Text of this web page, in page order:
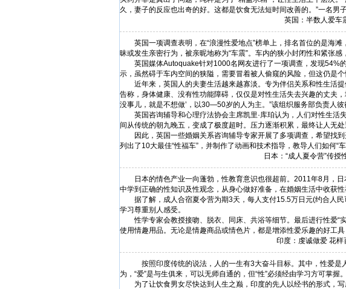
久，妻子的反应也出奇的好。这都是饮食无法短时间改善的。”一名男子
英国：半数人爱车
英国一项调查表明，在“浪漫性爱地点”榜单上，排名首位的是海滩
昧或发生亲密行为，被亲昵地称为“车震”。车内的狭小封闭性和紧张感
英国媒体Autoquake针对1000名网友进行了一项调查，发现54%的
示，虽然碍于车内空间的狭隘，需要冒着被人偷窥的风险，但这仍是个
近年来，英国人的夫妻生活越来越寡淡。专为伴侣关系和性生活提
告称，身体健康、没有性功能障碍，仅仅是对性生活失去兴趣的丈夫
没事儿，就是不想做’，以30—50岁的人为主。”该组织服务部负责人彼
英国咨询辅导和心理疗法协会主席凯里·库珀认为，人们对性生活
间从传统的朝九晚五，变成了极度超时。压力逐渐积累，最终让人无
因此，英国一些婚姻关系咨询辅导专家开展了多项调查，希望找到
列出了10大最佳“性福车”，并制作了动画和技术指导，教导人们如何“车
日本：“成人夏令营”传授
日本的情色产业一向蓬勃，性教育意识也很超前。2011年8月，日
中学到正确的性知识及性观念，从身心做好准备，在婚姻生活中收获性
据了解，成人合宿夏令营为期3天，每人支付15.5万日元(约合人民
学习尊重别人感受。
性学专家会教授接吻、脱衣、同床、共浴等细节。最后进行性爱“
使用情趣用品。无论是情趣商品或情色片，都是增添性爱乐趣的好工
印度：虔诚做爱 花样
按照印度传统的说法，人的一生有3大奋斗目标。其中，性爱是
为，“爱”是与生俱来，可以无师自通的，但“性”必须经由学习方可掌握。
为了让饮食男女尽快达到人生之巅，印度的先人以经书的形式，写